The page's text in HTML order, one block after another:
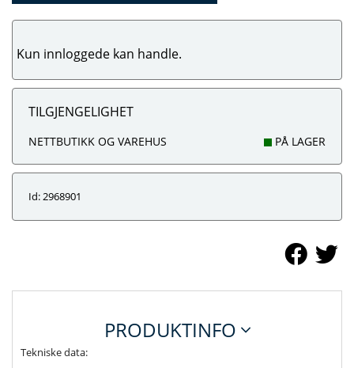
Kun innloggede kan handle.
TILGJENGELIGHET
NETTBUTIKK OG VAREHUS PÅ LAGER
Id: 2968901
PRODUKTINFO
Tekniske data: